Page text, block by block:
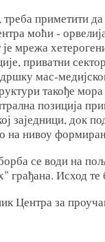
треба приметити
моћи -
је мрежа
приватни
мас-
такође
позиција
заједници, док
на нивоу
се води на
грађана. Исход
Центра за